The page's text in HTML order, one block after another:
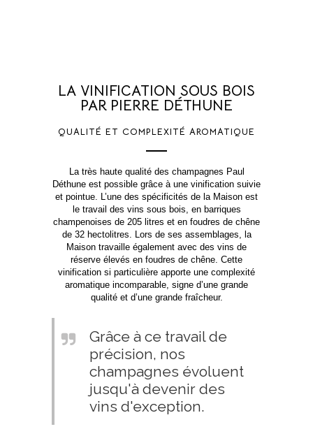
LA VINIFICATION SOUS BOIS
PAR PIERRE DÉTHUNE
QUALITÉ ET COMPLEXITÉ AROMATIQUE
La très haute qualité des champagnes Paul
Déthune est possible grâce à une vinification suivie
et pointue. L’une des spécificités de la Maison est
le travail des vins sous bois, en barriques
champenoises de 205 litres et en foudres de chêne
de 32 hectolitres. Lors de ses assemblages, la
Maison travaille également avec des vins de
réserve élevés en foudres de chêne. Cette
vinification si particulière apporte une complexité
aromatique incomparable, signe d’une grande
qualité et d’une grande fraîcheur.
Grâce à ce travail de
précision, nos
champagnes évoluent
jusqu'à devenir des
vins d'exception.